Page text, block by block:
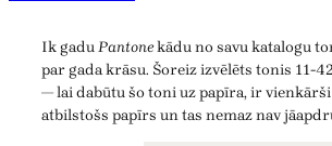
Ik gaduPantonekādu no savu katalogu
par gada krāsu. Šoreiz izvēlēts tonis 11-
— lai dabūtu šo toni uz papīra, ir vienkārši
atbilstošs papīrs un tas nemaz nav